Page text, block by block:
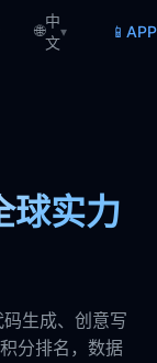
🌐
中
文
▾ 📱
球实力
生成、创意写
分排名，数据